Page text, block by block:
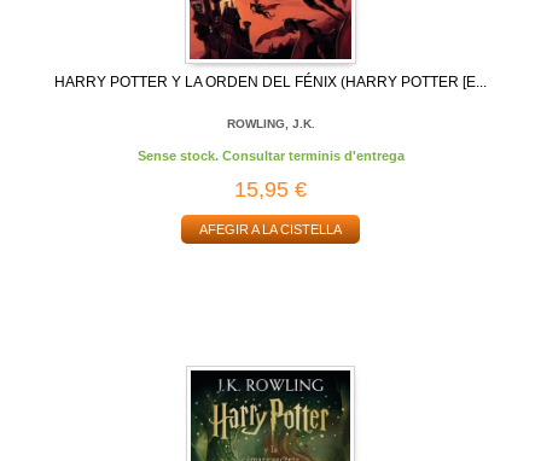
HARRY POTTER Y LA ORDEN DEL FÉNIX (HARRY POTTER [E...
ROWLING, J.K.
Sense stock. Consultar terminis d'entrega
15,95 €
AFEGIR A LA CISTELLA